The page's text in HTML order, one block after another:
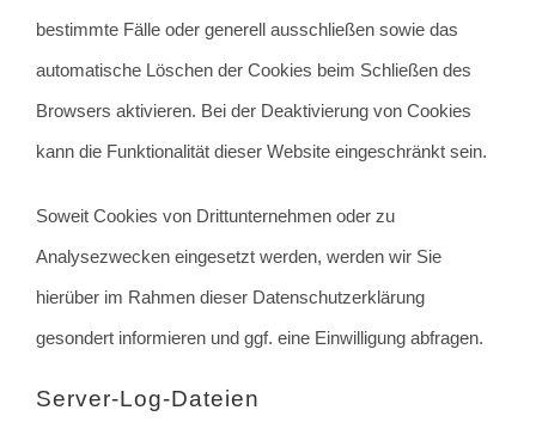
bestimmte Fälle oder generell ausschließen sowie das
automatische Löschen der Cookies beim Schließen des
Browsers aktivieren. Bei der Deaktivierung von Cookies
kann die Funktionalität dieser Website eingeschränkt sein.
Soweit Cookies von Drittunternehmen oder zu
Analysezwecken eingesetzt werden, werden wir Sie
hierüber im Rahmen dieser Datenschutzerklärung
gesondert informieren und ggf. eine Einwilligung abfragen.
Server-Log-Dateien